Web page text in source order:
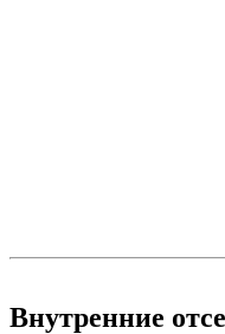
Внутренние